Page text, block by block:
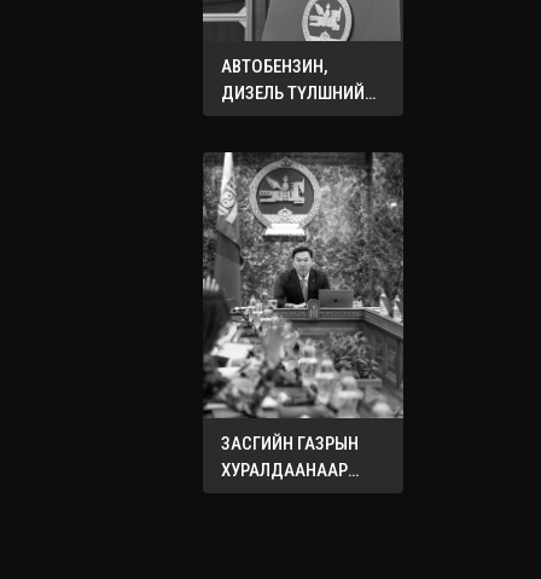
АВТОБЕНЗИН,
ДИЗЕЛЬ ТҮЛШНИЙ
ОНЦГОЙ АЛБАН
ЗАСГИЙН ГАЗРЫН
ХУРАЛДААНААР
ХЭЛЭЛЦЭЖ БУЙ